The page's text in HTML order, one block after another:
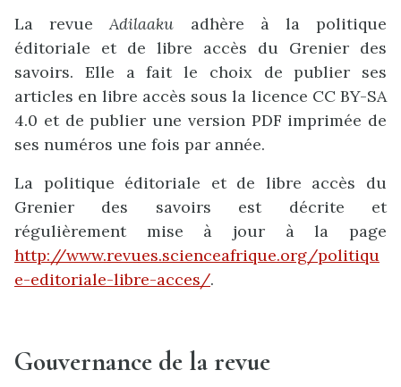
La revueAdilaaku adhère à la politique
éditoriale et de libre accès du Grenier des
savoirs. Elle a fait le choix de publier ses
articles en libre accès sous la licence CC BY-SA
4.0 et de publier une version PDF imprimée de
ses numéros une fois par année.
La politique éditoriale et de libre accès du
Grenier des savoirs est décrite et
régulièrement mise à jour à la page
http://www.revues.scienceafrique.org/politiqu
e-editoriale-libre-acces/.
Gouvernance de la revue